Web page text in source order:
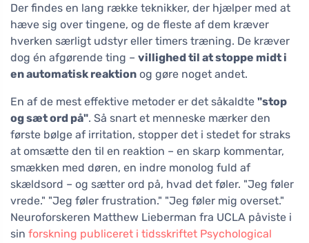
Der findes en lang række teknikker, der hjælper med at
hæve sig over tingene, og de fleste af dem kræver
hverken særligt udstyr eller timers træning. De kræver
dog én afgørende ting – villighed til at stoppe midt i
en automatisk reaktion og gøre noget andet.
En af de mest effektive metoder er det såkaldte "stop
og sæt ord på". Så snart et menneske mærker den
første bølge af irritation, stopper det i stedet for straks
at omsætte den til en reaktion – en skarp kommentar,
smækken med døren, en indre monolog fuld af
skældsord – og sætter ord på, hvad det føler. "Jeg føler
vrede." "Jeg føler frustration." "Jeg føler mig overset."
Neuroforskeren Matthew Lieberman fra UCLA påviste i
sin forskning publiceret i tidsskriftet Psychological